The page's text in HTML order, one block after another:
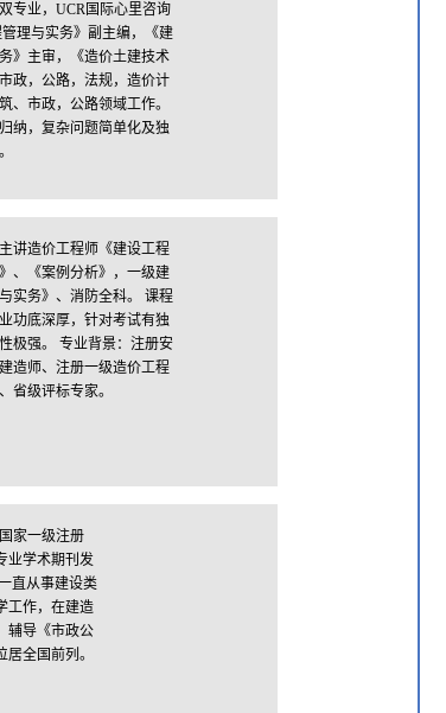
专业，UCR国际心里咨询
理与实务》副主编，《建
》主审，《造价土建技术
政，公路，法规，造价计
、市政，公路领域工作。
纳，复杂问题简单化及独
主讲造价工程师《建设工程
、《案例分析》，一级建
实务》、消防全科。 课程
功底深厚，针对考试有独
极强。 专业背景：注册安
造师、注册一级造价工程
省级评标专家。
家一级注册
业学术期刊发
直从事建设类
工作，在建造
辅导《市政公
全国前列。